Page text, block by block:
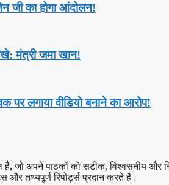
जी का होगा आंदोलन!
मंत्री जमा खान!
पर लगाया वीडियो बनाने का आरोप!
जो अपने पाठकों को सटीक, विश्वसनीय और
और तथ्यपूर्ण रिपोर्ट्स प्रदान करते हैं।